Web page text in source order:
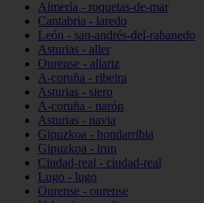
Almería - roquetas-de-mar
Cantabria - laredo
León - san-andrés-del-rabanedo
Asturias - aller
Ourense - allariz
A-coruña - ribeira
Asturias - siero
A-coruña - narón
Asturias - navia
Gipuzkoa - hondarribia
Gipuzkoa - irun
Ciudad-real - ciudad-real
Lugo - lugo
Ourense - ourense